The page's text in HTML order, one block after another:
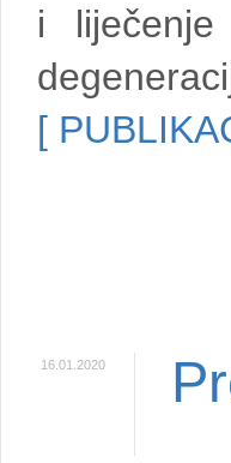
i
[
16.01.2020